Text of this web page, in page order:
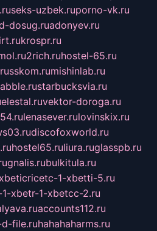
seks-uzbek.ruporno-vk.ru
dosug.ruadonyev.ru
krospr.ru
2rich.ruhostel-65.ru
mishinlab.ru
starbucksvia.ru
elestal.ruvektor-doroga.ru
lenasever.rulovinskix.ru
discofoxworld.ru
hostel65.ruliura.ruglasspb.ru
gnalis.rubulkitula.ru
1-xbetti-5.ru
xbetr-1-xbetcc-2.ru
accounts112.ru
file.ruhahahaharms.ru